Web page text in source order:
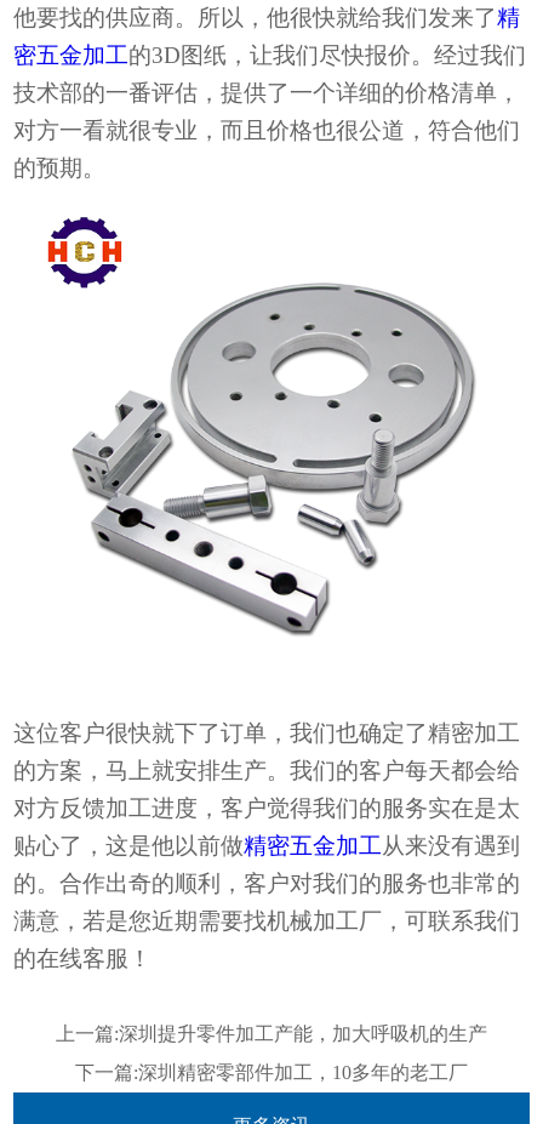
他要找的供应商。所以，他很快就给我们发来了精
密五金加工的3D图纸，让我们尽快报价。经过我们
技术部的一番评估，提供了一个详细的价格清单，
对方一看就很专业，而且价格也很公道，符合他们
的预期。
这位客户很快就下了订单 ，我们也确定了精密加工
的方案，马上就安排生产。我们的客户每天都会给
对方反馈加工进度，客户觉得我们的服务实在是太
贴心了，这是他以前做精密五金加工从来没有遇到
的。合作出奇的顺利，客户对我们的服务也非常的
满意，若是您近期需要找机械加工厂，可联系我们
的在线客服！
上一篇:深圳提升零件加工产能，加大呼吸机的生产
下一篇:深圳精密零部件加工，10多年的老工厂